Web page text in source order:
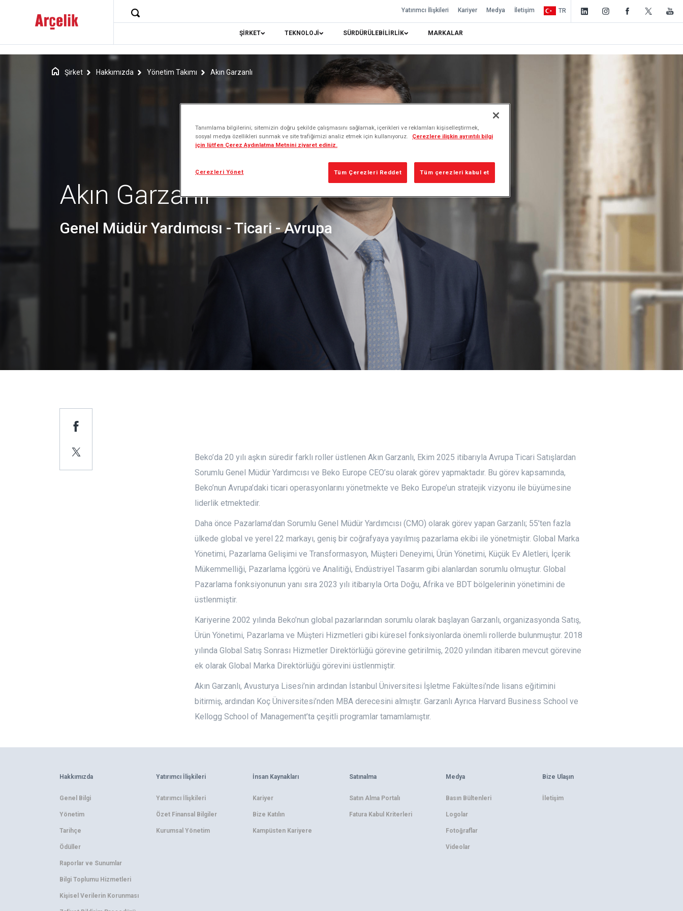
Yatırımcı İlişkileri Kariyer Medya İletişim TR
ŞİRKET TEKNOLOJİ SÜRDÜRÜLEBİLİRLİK MARKALAR
Şirket Hakkımızda Yönetim Takımı Akın Garzanlı
Akın Garzanlı
Genel Müdür Yardımcısı - Ticari - Avrupa
Beko’da 20 yılı aşkın süredir farklı roller üstlenen Akın Garzanlı, Ekim 2025 itibarıyla Avrupa Ticari Satışlardan
Sorumlu Genel Müdür Yardımcısı ve Beko Europe CEO’su olarak görev yapmaktadır. Bu görev kapsamında,
Beko’nun Avrupa’daki ticari operasyonlarını yönetmekte ve Beko Europe’un stratejik vizyonu ile büyümesine
liderlik etmektedir.
Daha önce Pazarlama’dan Sorumlu Genel Müdür Yardımcısı (CMO) olarak görev yapan Garzanlı; 55’ten fazla
ülkede global ve yerel 22 markayı, geniş bir coğrafyaya yayılmış pazarlama ekibi ile yönetmiştir. Global Marka
Yönetimi, Pazarlama Gelişimi ve Transformasyon, Müşteri Deneyimi, Ürün Yönetimi, Küçük Ev Aletleri, İçerik
Mükemmelliği, Pazarlama İçgörü ve Analitiği, Endüstriyel Tasarım gibi alanlardan sorumlu olmuştur. Global
Pazarlama fonksiyonunun yanı sıra 2023 yılı itibarıyla Orta Doğu, Afrika ve BDT bölgelerinin yönetimini de
üstlenmiştir.
Kariyerine 2002 yılında Beko’nun global pazarlarından sorumlu olarak başlayan Garzanlı, organizasyonda Satış,
Ürün Yönetimi, Pazarlama ve Müşteri Hizmetleri gibi küresel fonksiyonlarda önemli rollerde bulunmuştur. 2018
yılında Global Satış Sonrası Hizmetler Direktörlüğü görevine getirilmiş, 2020 yılından itibaren mevcut görevine
ek olarak Global Marka Direktörlüğü görevini üstlenmiştir.
Akın Garzanlı, Avusturya Lisesi’nin ardından İstanbul Üniversitesi İşletme Fakültesi’nde lisans eğitimini
bitirmiş, ardından Koç Üniversitesi’nden MBA derecesini almıştır. Garzanlı Ayrıca Harvard Business School ve
Kellogg School of Management’ta çeşitli programlar tamamlamıştır.
Hakkımızda
Genel Bilgi
Yönetim
Tarihçe
Ödüller
Raporlar ve Sunumlar
Bilgi Toplumu Hizmetleri
Kişisel Verilerin Korunması
Yatırımcı İlişkileri
Yatırımcı İlişkileri
Özet Finansal Bilgiler
Kurumsal Yönetim
İnsan Kaynakları
Kariyer
Bize Katılın
Kampüsten Kariyere
Satınalma
Satın Alma Portalı
Fatura Kabul Kriterleri
Medya
Basın Bültenleri
Logolar
Fotoğraflar
Videolar
Bize Ulaşın
İletişim
Tanımlama bilgilerini; sitemizin doğru şekilde çalışmasını sağlamak, içerikleri ve reklamları kişiselleştirmek,
sosyal medya özellikleri sunmak ve site trafiğimizi analiz etmek için kullanıyoruz.
Çerezlere ilişkin ayrıntılı bilgi
için lütfen Çerez Aydınlatma Metnini ziyaret ediniz.
Tüm Çerezleri Reddet Tüm çerezleri kabul et
Çerezleri Yönet